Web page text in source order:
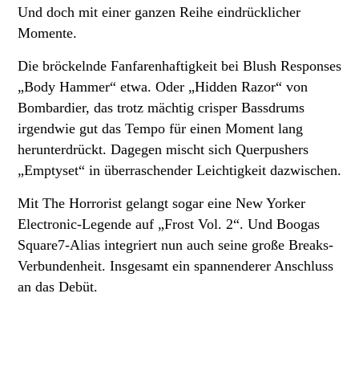
Und doch mit einer ganzen Reihe eindrücklicher
Momente.
Die bröckelnde Fanfarenhaftigkeit bei Blush Responses
„Body Hammer“ etwa. Oder „Hidden Razor“ von
Bombardier, das trotz mächtig crisper Bassdrums
irgendwie gut das Tempo für einen Moment lang
herunterdrückt. Dagegen mischt sich Querpushers
„Emptyset“ in überraschender Leichtigkeit dazwischen.
Mit The Horrorist gelangt sogar eine New Yorker
Electronic-Legende auf „Frost Vol. 2“. Und Boogas
Square7-Alias integriert nun auch seine große Breaks-
Verbundenheit. Insgesamt ein spannenderer Anschluss
an das Debüt.